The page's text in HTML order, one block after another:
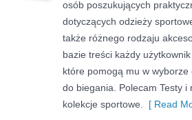
osób poszukujących
dotyczących odzieży
także różnego rodzaju
bazie treści każdy
które pomogą mu w
do biegania. Polecam Testy
kolekcje sportowe.
[ Read